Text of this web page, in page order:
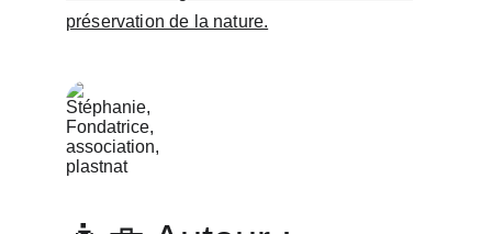
préservation de la nature.